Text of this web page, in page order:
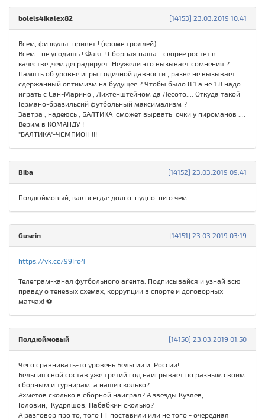
[14153] 23.03.2019 10:41
bolels4ikalex82
Всем, физкульт-привет ! (кроме троллей)
Всем - не угодишь ! Факт ! Сборная наша - скорее ростёт в
качестве ,чем деградирует. Неужели это вызывает сомнения ?
Память об уровне игры годичной давности , разве не вызывает
сдержанный оптимизм на будущее ? Чтобы было 8:1 а не 1:8 надо
играть с Сан-Марино , Лихтенштейном да Лесото.... Откуда такой
Германо-бразильсий футбольный максимализм ?
Завтра , надеюсь , БАЛТИКА сможет вырвать очки у пироманов ....
Верим в КОМАНДУ !
"БАЛТИКА"-ЧЕМПИОН !!!
[14152] 23.03.2019 09:41
Biba
Полдюймовый, как всегда: долго, нудно, ни о чем.
[14151] 23.03.2019 03:19
Gusein
https://vk.cc/99Iro4
Телеграм-канал футбольного агента. Подписывайся и узнай всю
правду о теневых схемах, коррупции в спорте и договорных
матчах! ⚽
[14150] 23.03.2019 01:50
Полдюймовый
Чего сравнивать-то уровень Бельгии и России!
Бельгия свой состав уже третий год наигрывает по разным своим
сборным и турнирам, а наши сколько?
Ахметов сколько в сборной наиграл? А звёзды Кузяев,
Головин, Кудряшов, Набабкин сколько?
А разговор про то, того ГТ поставили или не того - очередная